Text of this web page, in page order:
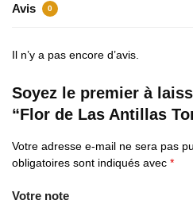
Avis 0
Il n’y a pas encore d’avis.
Soyez le premier à
“Flor de Las Antillas
Votre adresse e-mail ne sera pas
obligatoires sont indiqués avec *
Votre note